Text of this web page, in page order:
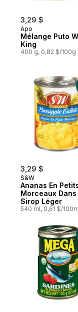
3,29 $
Apo
Mélange Puto
King
400 g, 0,82 $/100g
3,29 $
S&W
Ananas En
Morceaux Dans
Sirop Léger
540 ml, 0,61 $/